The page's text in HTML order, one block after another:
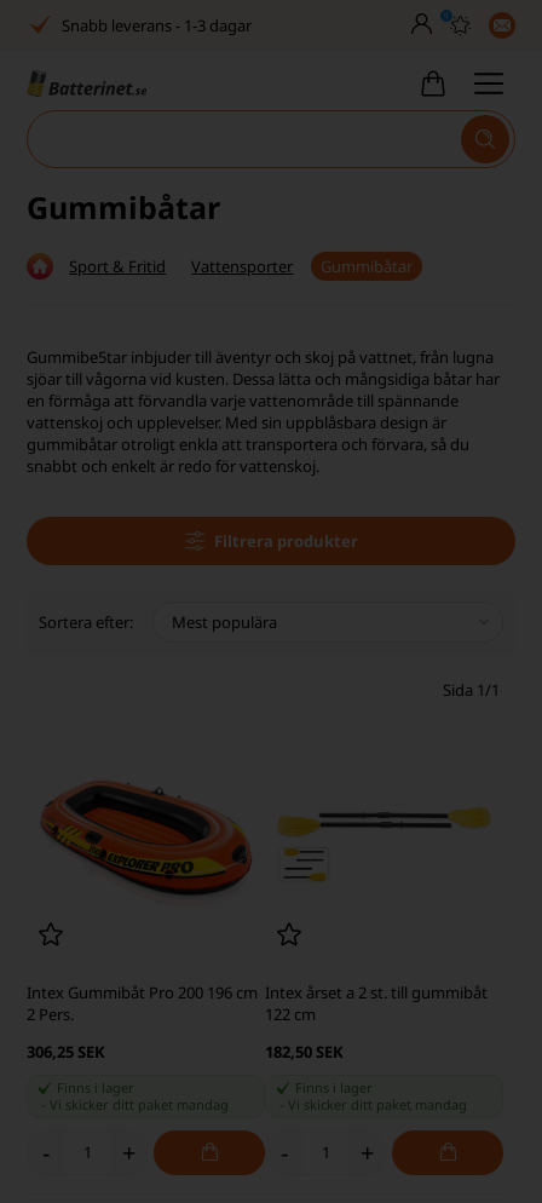
Snabb leverans - 1-3 dagar
Inga dolda avgifter
Bra Trustscore
Billig leverans från 49,-
Inga dolda avgifter
Fasta låga priser
Tel. är stängd vecka 27–32
Bra Trustscore
0
Gummibåtar
Sport & Fritid Vattensporter Gummibåtar
Gummibe5tar inbjuder till äventyr och skoj på vattnet, från lugna
sjöar till vågorna vid kusten. Dessa lätta och mångsidiga båtar har
en förmåga att förvandla varje vattenområde till spännande
vattenskoj och upplevelser. Med sin uppblåsbara design är
gummibåtar otroligt enkla att transportera och förvara, så du
snabbt och enkelt är redo för vattenskoj.
Filtrera produkter
Sortera efter:
Sida 1/1
Intex Gummibåt Pro 200 196 cm
2 Pers.
306,25 SEK
Finns i lager
-Vi skicker ditt paket mandag
- +
Intex årset a 2 st. till gummibåt
122 cm
182,50 SEK
Finns i lager
Vi skicker ditt paket mandag
- +